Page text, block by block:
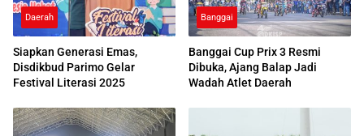
Daerah
Siapkan Generasi Emas,
Disdikbud Parimo Gelar
Festival Literasi 2025
Banggai
Banggai Cup Prix 3 Resmi
Dibuka, Ajang Balap Jadi
Wadah Atlet Daerah